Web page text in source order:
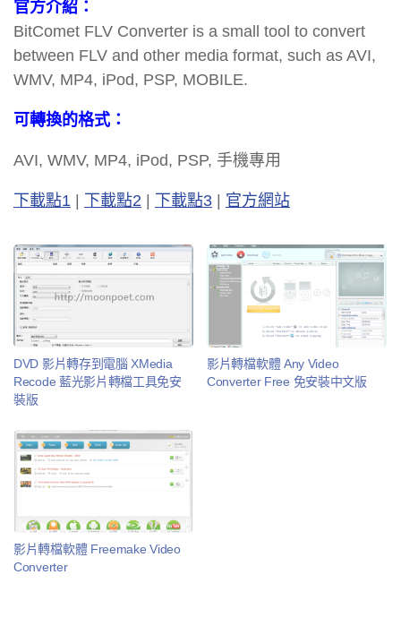
官方介紹：
BitComet FLV Converter is a small tool to convert
between FLV and other media format, such as AVI,
WMV, MP4, iPod, PSP, MOBILE.
可轉換的格式：
AVI, WMV, MP4, iPod, PSP, 手機專用
下載點1 | 下載點2 | 下載點3 | 官方網站
DVD 影片轉存到電腦 XMedia
Recode 藍光影片轉檔工具免安
裝版
影片轉檔軟體 Any Video
Converter Free 免安裝中文版
影片轉檔軟體 Freemake Video
Converter